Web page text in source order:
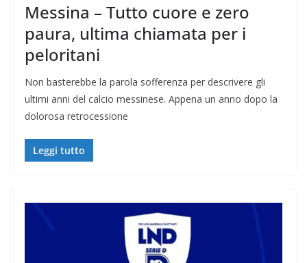
Messina – Tutto cuore e zero
paura, ultima chiamata per i
peloritani
Non basterebbe la parola sofferenza per descrivere gli
ultimi anni del calcio messinese. Appena un anno dopo la
dolorosa retrocessione
Leggi tutto